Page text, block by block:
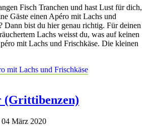
Fisch Tranchen und hast Lust für dich,
Gäste einen Apéro mit Lachs und
Dann bist du hier genau richtig. Für deinen
Lachs weisst du, was auf keinen
mit Lachs und Frischkäse. Die kleinen
mit Lachs und Frischkäse
(Grittibenzen)
04 März 2020